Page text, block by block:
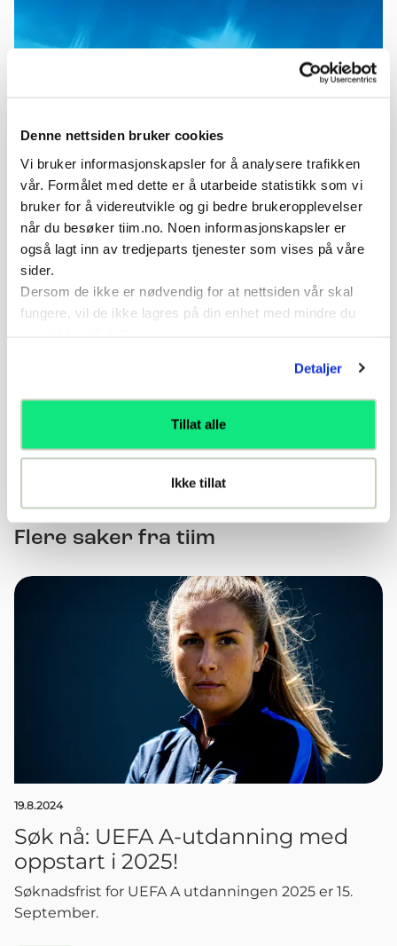
Denne nettsiden bruker cookies
Vi bruker informasjonskapsler for å analysere trafikken
vår. Formålet med dette er å utarbeide statistikk som vi
bruker for å videreutvikle og gi bedre brukeropplevelser
når du besøker tiim.no. Noen informasjonskapsler er
også lagt inn av tredjeparts tjenester som vises på våre
sider.
Dersom de ikke er nødvendig for at nettsiden vår skal
fungere, vil de ikke lagres på din enhet med mindre du
Detaljer
Tillat alle
Ikke tillat
Foto: NFF
Les mer og Grasrottrenerutdannelsenher
Ved spørsmål, ta kontakt:
Fagansvarlig barn og ungdom,
Bo Folke Gustavson
Flere saker fra tiim
19.8.2024
Søk nå: UEFA A-utdanning med
oppstart i 2025!
Søknadsfrist for UEFA A utdanningen 2025 er 15.
September.